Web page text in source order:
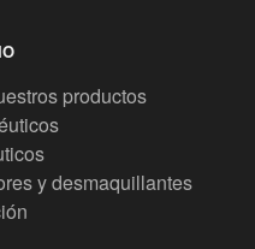
productos
y desmaquillantes